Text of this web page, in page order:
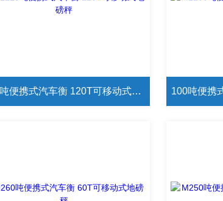
120吨便携式汽车衡 120T可移动式地磅秤